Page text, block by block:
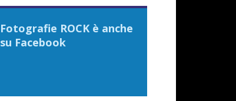
Fotografie ROCK è anche
su Facebook